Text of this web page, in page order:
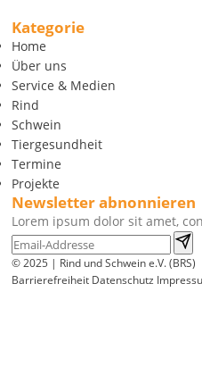
Kategorie
Home
Über uns
Service & Medien
Rind
Schwein
Tiergesundheit
Termine
Projekte
Newsletter abnonnieren
Lorem ipsum dolor sit amet,
© 2025 | Rind und Schwein e.V. (BRS)
Barrierefreiheit Datenschutz